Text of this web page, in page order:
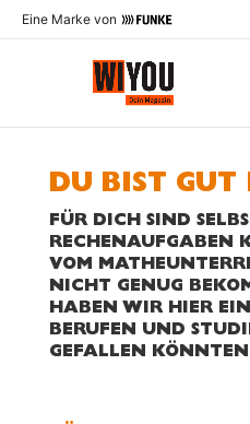
Eine Marke von
DU BIST GUT
FÜR DICH SIND
RECHENAUFGABEN
VOM
NICHT GENUG
HABEN WIR HIER
BERUFEN UND
GEFALLEN